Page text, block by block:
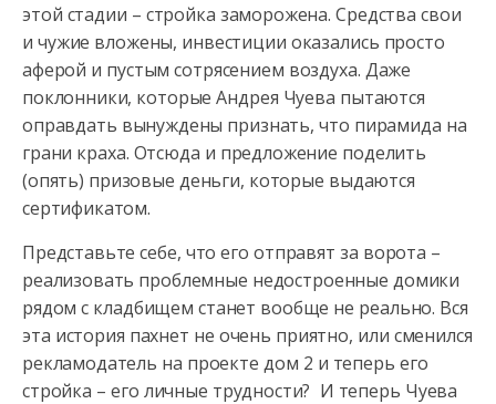
этой стадии – стройка заморожена. Средства свои
и чужие вложены, инвестиции оказались просто
аферой и пустым сотрясением воздуха. Даже
поклонники, которые Андрея Чуева пытаются
оправдать вынуждены признать, что пирамида на
грани краха. Отсюда и предложение поделить
(опять) призовые деньги, которые выдаются
сертификатом.
Представьте себе, что его отправят за ворота –
реализовать проблемные недостроенные домики
рядом с кладбищем станет вообще не реально. Вся
эта история пахнет не очень приятно, или сменился
рекламодатель на проекте дом 2 и теперь его
стройка – его личные трудности? И теперь Чуева